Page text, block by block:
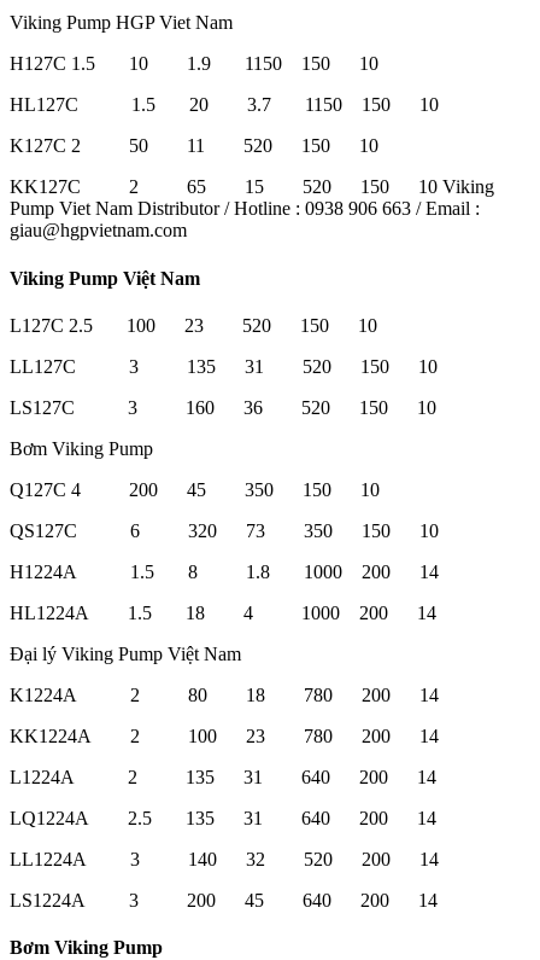
Viking Pump HGP Viet Nam
H127C 1.5 10 1.9 1150 150 10
HL127C 1.5 20 3.7 1150 150 10
K127C 2 50 11 520 150 10
KK127C 2 65 15 520 150 10 Viking
Pump Viet Nam Distributor / Hotline : 0938 906 663 / Email :
giau@hgpvietnam.com
Viking Pump Việt Nam
L127C 2.5 100 23 520 150 10
LL127C 3 135 31 520 150 10
LS127C 3 160 36 520 150 10
Bơm Viking Pump
Q127C 4 200 45 350 150 10
QS127C 6 320 73 350 150 10
H1224A 1.5 8 1.8 1000 200 14
HL1224A 1.5 18 4 1000 200 14
Đại lý Viking Pump Việt Nam
K1224A 2 80 18 780 200 14
KK1224A 2 100 23 780 200 14
L1224A 2 135 31 640 200 14
LQ1224A 2.5 135 31 640 200 14
LL1224A 3 140 32 520 200 14
LS1224A 3 200 45 640 200 14
Bơm Viking Pump